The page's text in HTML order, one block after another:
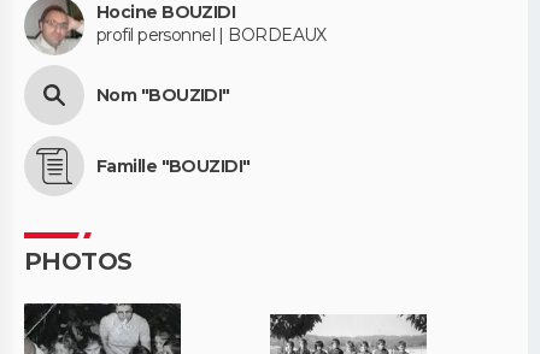
Hocine BOUZIDI
profil personnel | BORDEAUX
Nom "BOUZIDI"
Famille "BOUZIDI"
PHOTOS